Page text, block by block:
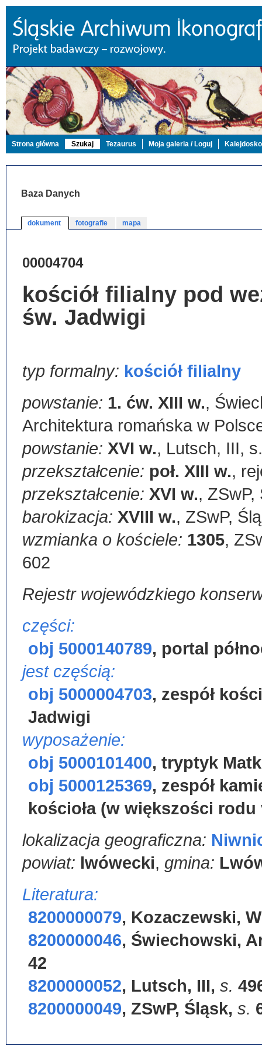
Strona główna Szukaj Tezaurus Moja galeria / Loguj
Baza Danych
dokument fotografie mapa
00004704
kościół filialny pod
św. Jadwigi
typ formalny: kościół filialny
powstanie: 1. ćw. XIII w.,
Architektura romańska w
powstanie: XVI w., Lutsch, III,
przekształcenie: poł. XIII w.,
przekształcenie: XVI w., ZSwP,
barokizacja: XVIII w., ZSwP,
wzmianka o kościele: 1305,
602
Rejestr wojewódzkiego
części:
obj 5000140789, portal
jest częścią:
obj 5000004703, zespół
Jadwigi
wyposażenie:
obj 5000101400, tryptyk
obj 5000125369, zespół
kościoła (w większości
lokalizacja geograficzna:
powiat: lwówecki, gmina:
Literatura:
8200000079, Kozaczewski,
8200000046, Świechowski,
42
8200000052, Lutsch, III, s.
8200000049, ZSwP, Śląsk, s.